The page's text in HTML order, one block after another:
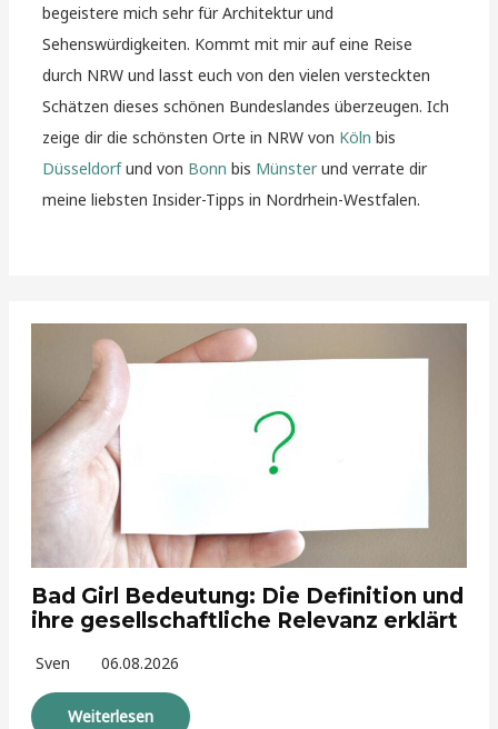
begeistere mich sehr für Architektur und
Sehenswürdigkeiten. Kommt mit mir auf eine Reise
durch NRW und lasst euch von den vielen versteckten
Schätzen dieses schönen Bundeslandes überzeugen. Ich
zeige dir die schönsten Orte in NRW von Köln bis
Düsseldorfund von Bonn bis Münsterund verrate dir
meine liebsten Insider-Tipps in Nordrhein-Westfalen.
Bad Girl Bedeutung: Die Definition und
ihre gesellschaftliche Relevanz erklärt
Sven 06.08.2026
Weiterlesen